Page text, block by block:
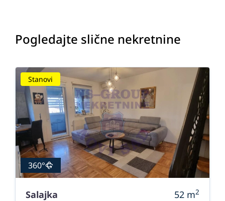
Pogledajte slične nekretnine
Stanovi
360°
Salajka 52 m2